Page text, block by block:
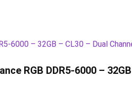
RGB DDR5-6000 –